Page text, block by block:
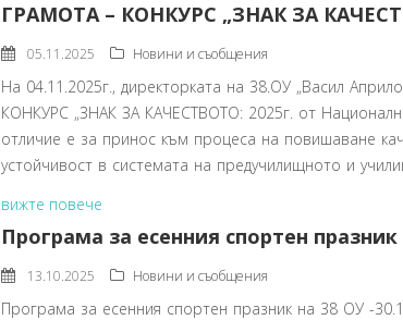
ГРАМОТА – КОНКУРС „ЗНАК ЗА
05.11.2025 Новини и съобщения
На 04.11.2025г., директорката на 38.ОУ „Васил
КОНКУРС „ЗНАК ЗА КАЧЕСТВОТО: 2025г. от
отличие е за принос към процеса на повишаване
устойчивост в системата на предучилищното и
вижте повече
Програма за есенния спортен
13.10.2025 Новини и съобщения
Програма за есенния спортен празник на 38 ОУ -